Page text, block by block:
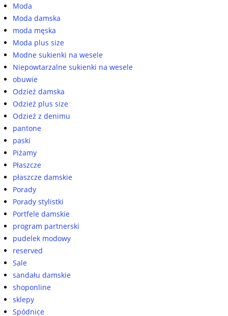
Moda
Moda damska
moda męska
Moda plus size
Modne sukienki na wesele
Niepowtarzalne sukienki na wesele
obuwie
Odzież damska
Odzież plus size
Odzież z denimu
pantone
paski
Piżamy
Płaszcze
płaszcze damskie
Porady
Porady stylistki
Portfele damskie
program partnerski
pudelek modowy
reserved
Sale
sandału damskie
shoponline
sklepy
Spódnice